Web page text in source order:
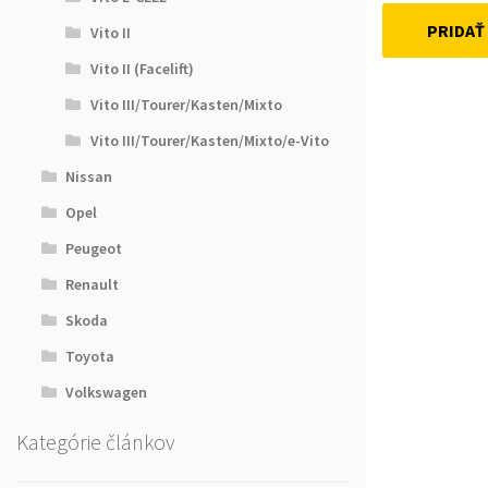
Vito II
Vito II (Facelift)
Vito III/Tourer/Kasten/Mixto
Vito III/Tourer/Kasten/Mixto/e-Vito
Nissan
Opel
Peugeot
Renault
Skoda
Toyota
Volkswagen
Kategórie článkov